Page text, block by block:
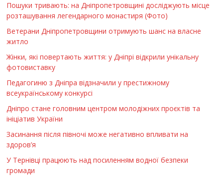
Пошуки тривають: на Дніпропетровщині досліджують місце
розташування легендарного монастиря (Фото)
Ветерани Дніпропетровщини отримують шанс на власне
житло
Жінки, які повертають життя: у Дніпрі відкрили унікальну
фотовиставку
Педагогиню з Дніпра відзначили у престижному
всеукраїнському конкурсі
Дніпро стане головним центром молодіжних проєктів та
ініціатив України
Засинання після півночі може негативно впливати на
здоров’я
У Тернівці працюють над посиленням водної безпеки
громади